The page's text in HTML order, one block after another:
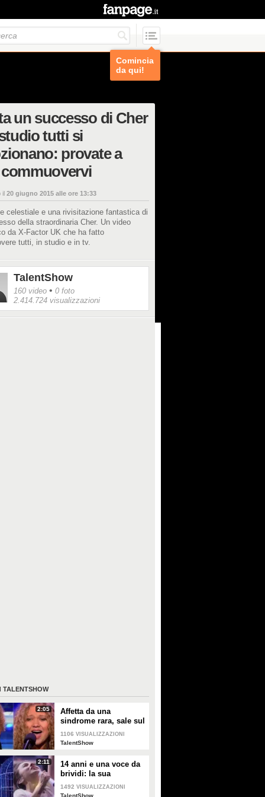
Comincia
da qui!
un successo di Cher
tutti si
provate a
il 20 giugno 2015 alle ore 13:33
celestiale e una rivisitazione fantastica di
della straordinaria Cher. Un video
da X-Factor UK che ha fatto
tutti, in studio e in tv.
TalentShow
160 video • 0 foto
2.414.724 visualizzazioni
TALENTSHOW
2:05
Affetta da una
sindrome rara, sale sul
palco del talent: la sua
voce conquista tutti
1106 VISUALIZZAZIONI
TalentShow
2:11
14 anni e una voce da
brividi: la sua
performance è pura
emozione
1492 VISUALIZZAZIONI
TalentShow